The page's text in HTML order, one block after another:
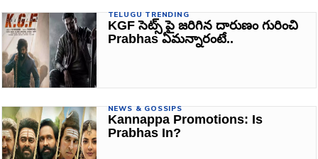
TELUGU TRENDING
KGF సెట్స్ పై జరిగిన దారుణం గురించి
Prabhas ఏమన్నారంటే..
NEWS & GOSSIPS
Kannappa Promotions: Is
Prabhas In?